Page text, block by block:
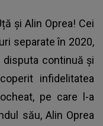
și Alin Oprea! Cei
separate în 2020,
disputa continuă și
infidelitatea
pe care l-a
său, Alin Oprea